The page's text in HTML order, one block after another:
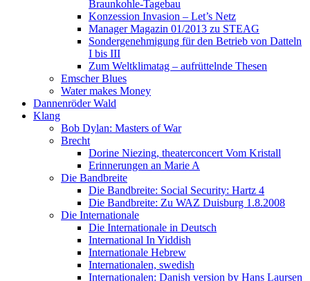
Braunkohle-Tagebau
Konzession Invasion – Let’s Netz
Manager Magazin 01/2013 zu STEAG
Sondergenehmigung für den Betrieb von Datteln
I bis III
Zum Weltklimatag – aufrüttelnde Thesen
Emscher Blues
Water makes Money
Dannenröder Wald
Klang
Bob Dylan: Masters of War
Brecht
Dorine Niezing, theaterconcert Vom Kristall
Erinnerungen an Marie A
Die Bandbreite
Die Bandbreite: Social Security: Hartz 4
Die Bandbreite: Zu WAZ Duisburg 1.8.2008
Die Internationale
Die Internationale in Deutsch
International In Yiddish
Internationale Hebrew
Internationalen, swedish
Internationalen: Danish version by Hans Laursen